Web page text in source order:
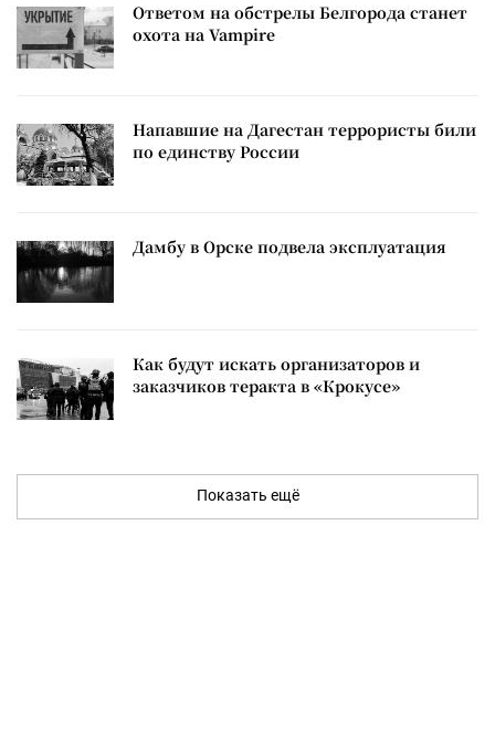
Ответом на обстрелы Белгорода станет
охота на Vampire
Напавшие на Дагестан террористы били
по единству России
Дамбу в Орске подвела эксплуатация
Как будут искать организаторов и
заказчиков теракта в «Крокусе»
Показать ещё